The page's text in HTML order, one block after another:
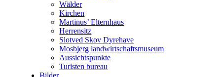
Wälder
Kirchen
Martinus’ Elternhaus
Herrensitz
Slotved Skov Dyrehave
Mosbjerg landwirtschaftsmuseum
Aussichtspunkte
Turisten bureau
Bilder